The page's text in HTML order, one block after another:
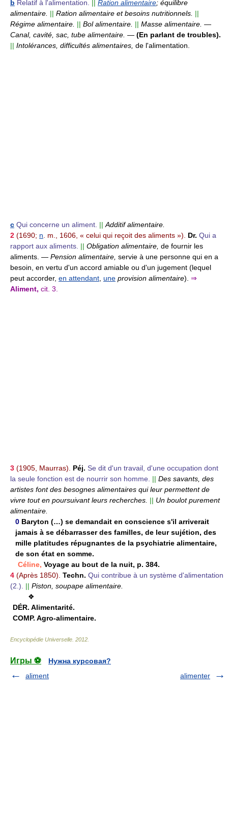
b Relatif à l'alimentation. Ration alimentaire; équilibre
alimentaire. || Ration alimentaire et besoins nutritionnels. ||
Régime alimentaire. || Bol alimentaire. || Masse alimentaire. —
Canal, cavité, sac, tube alimentaire. — (En parlant de troubles).
|| Intolérances, difficultés alimentaires, de l'alimentation.
c Qui concerne un aliment. || Additif alimentaire.
2 (1690; n . m., 1606, « celui qui reçoit des aliments »). Dr. Qui a
rapport aux aliments. || Obligation alimentaire, de fournir les
aliments. — Pension alimentaire, servie à une personne qui en a
besoin, en vertu d'un accord amiable ou d'un jugement (lequel
peut accorder, en attendant une provision alimentaire). ⇒
Aliment, cit. 3.
3 (1905, Maurras). Péj. Se dit d'un travail, d'une occupation dont
la seule fonction est de nourrir son homme. || Des savants, des
artistes font des besognes alimentaires qui leur permettent de
vivre tout en poursuivant leurs recherches. || Un boulot purement
alimentaire.
0 Baryton (…) se demandait en conscience s'il arriverait
jamais à se débarrasser des familles, de leur sujétion, des
mille platitudes répugnantes de la psychiatrie alimentaire,
de son état en somme.
Céline, Voyage au bout de la nuit, p. 384.
4 (Après 1850). Techn. Qui contribue à un système d'alimentation
(2.).
|| Piston, soupape alimentaire.
❖
DÉR. Alimentarité.
COMP. Agro-alimentaire.
Encyclopédie Universelle 2012
Игры ⚽
Нужна курсовая?
aliment
alimenter